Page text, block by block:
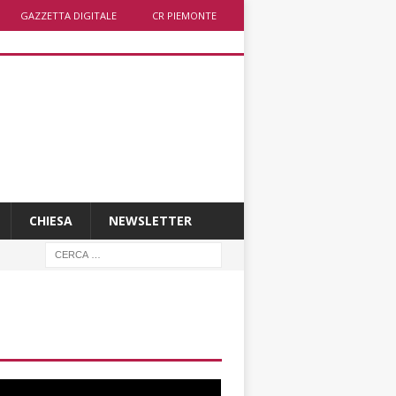
GAZZETTA DIGITALE CR PIEMONTE
CHIESA NEWSLETTER